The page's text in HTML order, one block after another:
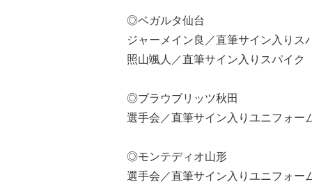
◎ベガルタ仙台
ジャーメイン良／直筆サイン入りス
照山颯人／直筆サイン入りスパイク
◎ブラウブリッツ秋田
選手会／直筆サイン入りユニフォー
◎モンテディオ山形
選手会／直筆サイン入りユニフォー